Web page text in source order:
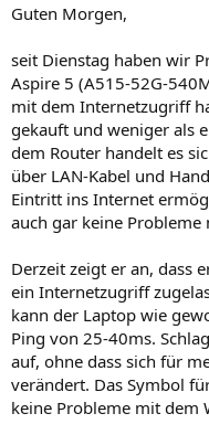
r
Guten Morgen,
seit Dienstag haben wir
Aspire 5 (A515-52G-
mit dem Internetzugriff
gekauft und weniger als
dem Router handelt es
über LAN-Kabel und
Eintritt ins Internet
auch gar keine
Derzeit zeigt er an, dass
ein Internetzugriff
kann der Laptop wie
Ping von 25-40ms.
auf, ohne dass sich für
verändert. Das Symbol
keine Probleme mit dem